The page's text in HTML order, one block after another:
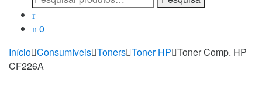
por:
0
Início Consumíveis Toners Toner HP Toner Comp. HP
CF226A